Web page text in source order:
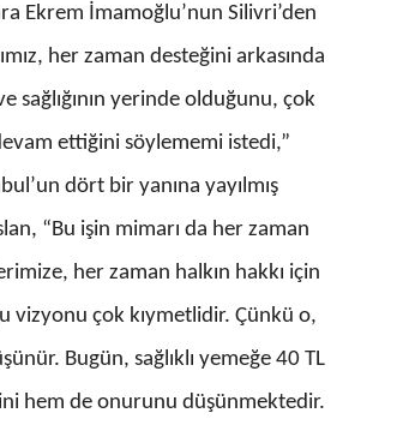
Ekrem İmamoğlu’nun Silivri’den
her zaman desteğini arkasında
sağlığının yerinde olduğunu, çok
ettiğini söylememi istedi,”
dört bir yanına yayılmış
“Bu işin mimarı da her zaman
her zaman halkın hakkı için
vizyonu çok kıymetlidir. Çünkü o,
Bugün, sağlıklı yemeğe 40 TL
hem de onurunu düşünmektedir.